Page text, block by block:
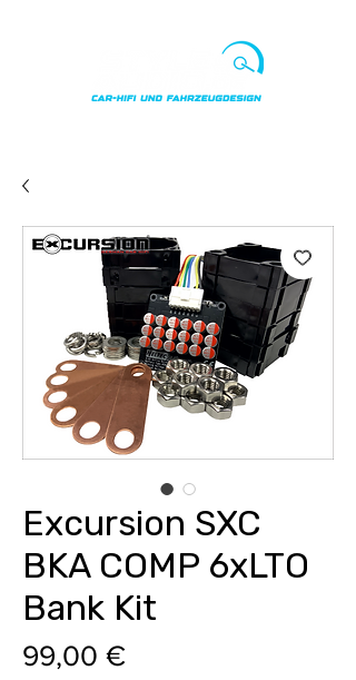
Excursion SXC
BKA COMP 6xLTO
Bank Kit
99,00 €Preis